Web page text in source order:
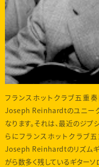
フランスホットクラブ五重
Joseph Reinhardtのユニー
なります。それは、最近のジプ
らにフランスホットクラブ
Joseph Reinhardtのリズムギ
がら数多く残しているギターソ